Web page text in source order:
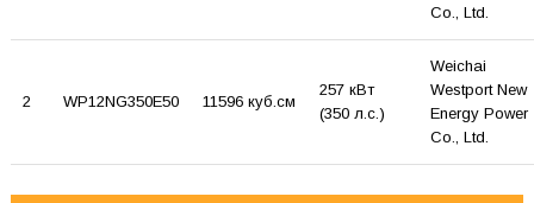
Co., Ltd.
2 WP12NG350E50 11596 куб.см
257 кВт
(350 л.с.)
Weichai
Westport New
Energy Power
Co., Ltd.